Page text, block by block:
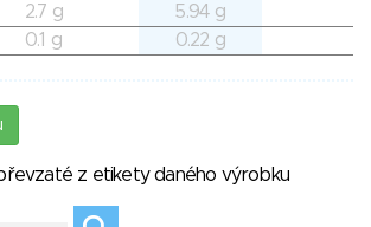
2.7 g
5.94 g
0.1 g 0.22 g
z etikety daného výrobku